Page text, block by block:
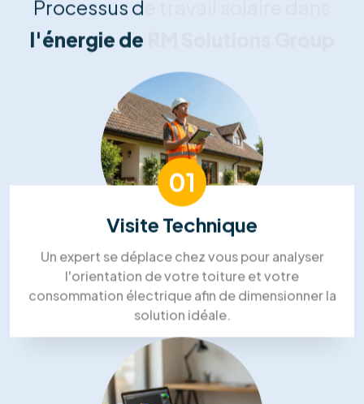
Nos témoignages
Nos clients nous font part de
commentaires positifs